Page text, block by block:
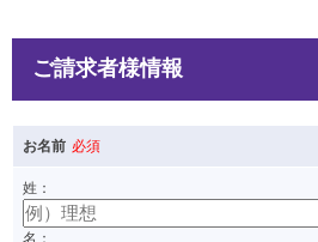
ご請求者様情報
お名前 必須
姓：
名：